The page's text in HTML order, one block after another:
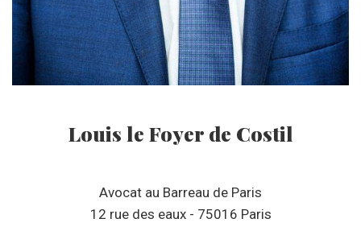
Louis le Foyer de Costil
Avocat au Barreau de Paris
12 rue des eaux - 75016 Paris